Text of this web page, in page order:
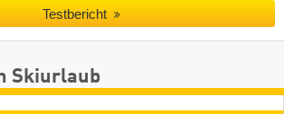
Testbericht
Skiurlaub